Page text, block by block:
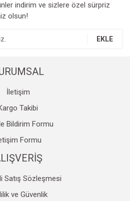
veya görüntülenemiyor.
bilgiler bulunuyor.
Gönder
indirim ve sizlere özel sürpriz
olsun!
EKLE
İletişim
Takibi
Bildirim Formu
Formu
Satış Sözleşmesi
ve Güvenlik